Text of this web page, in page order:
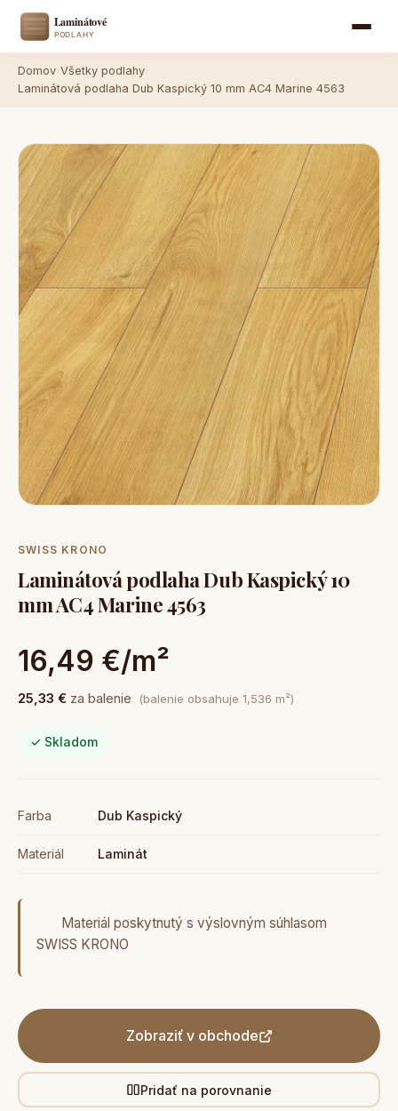
Domov Všetky podlahy
Laminátová podlaha Dub Kaspický 10 mm AC4 Marine 4563
SWISS KRONO
Laminátová podlaha Dub Kaspický 10
mm AC4 Marine 4563
16,49 €/m²
25,33 € za balenie (balenie obsahuje 1,536 m²)
✓ Skladom
Farba Dub Kaspický
Materiál Laminát
Materiál poskytnutý s výslovným súhlasom
SWISS KRONO
Zobraziť v obchode
Pridať na porovnanie